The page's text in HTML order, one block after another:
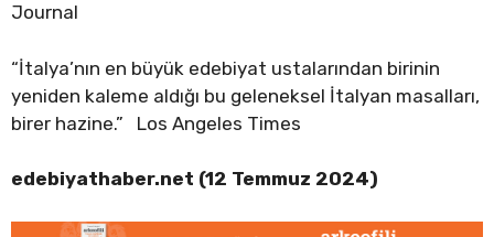
Journal
“İtalya’nın en büyük edebiyat ustalarından birinin
yeniden kaleme aldığı bu geleneksel İtalyan masalları,
birer hazine.” Los Angeles Times
edebiyathaber.net (12 Temmuz 2024)